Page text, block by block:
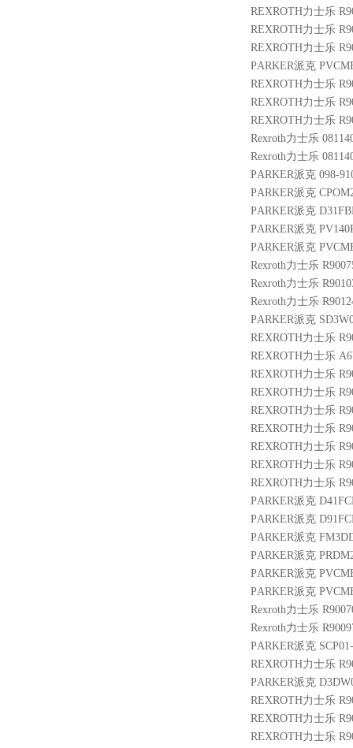
REXROTH力士乐
REXROTH力士乐
REXROTH力士乐
PARKER派克
REXROTH力士乐
REXROTH力士乐
REXROTH力士乐
Rexroth力士乐
Rexroth力士乐
PARKER派克 098-
PARKER派克
PARKER派克
PARKER派克
PARKER派克
Rexroth力士乐
Rexroth力士乐
Rexroth力士乐
PARKER派克
REXROTH力士乐
REXROTH力士乐
REXROTH力士乐
REXROTH力士乐
REXROTH力士乐
REXROTH力士乐
REXROTH力士乐
REXROTH力士乐
REXROTH力士乐
PARKER派克
PARKER派克
PARKER派克
PARKER派克
PARKER派克
PARKER派克
Rexroth力士乐
Rexroth力士乐
PARKER派克
REXROTH力士乐
PARKER派克
REXROTH力士乐
REXROTH力士乐
REXROTH力士乐